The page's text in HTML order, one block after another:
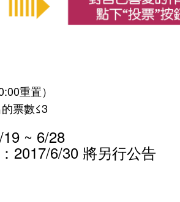
重置）
票數≤3
~ 6/28
2017/6/30 將另行公告